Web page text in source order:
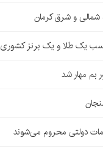
و شرق کرمان
یک طلا و یک برنز کشوری
بم مهار شد
دولتی محروم می‌شوند